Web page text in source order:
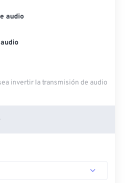
audio
invertir la transmisión de audio